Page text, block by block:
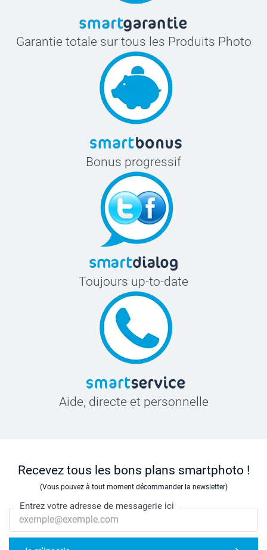
Garantie totale sur tous les Produits Photo
Bonus progressif
Toujours up-to-date
Aide, directe et personnelle
Recevez tous les bons plans smartphoto !
(Vous pouvez à tout moment décommander la newsletter)
Entrez votre adresse de messagerie ici